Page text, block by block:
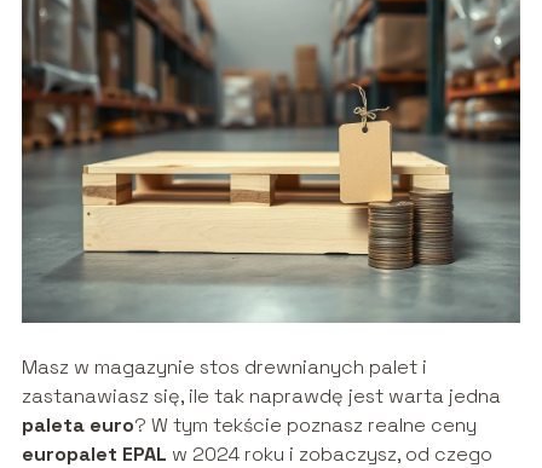
Masz w magazynie stos drewnianych palet i
zastanawiasz się, ile tak naprawdę jest warta jedna
paleta euro? W tym tekście poznasz realne ceny
europalet EPAL w 2024 roku i zobaczysz, od czego